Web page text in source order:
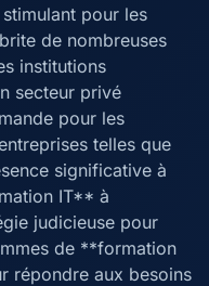
pour les
de nombreuses
institutions
secteur privé
pour les
telles que
significative à
IT** à
judicieuse pour
de **formation
répondre aux besoins